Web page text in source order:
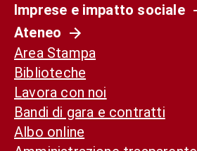
Imprese e impatto sociale
Ateneo
Area Stampa
Biblioteche
Lavora con noi
Bandi di gara e contratti
Albo online